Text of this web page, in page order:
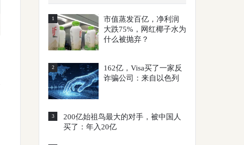
1
市值蒸发百亿，净利润
大跌75%，网红椰子水为
什么被抛弃？
2
162亿，Visa买了一家反
诈骗公司：来自以色列
3
200亿始祖鸟最大的对手，被中国人
买了：年入20亿